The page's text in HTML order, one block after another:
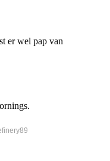
er wel pap van